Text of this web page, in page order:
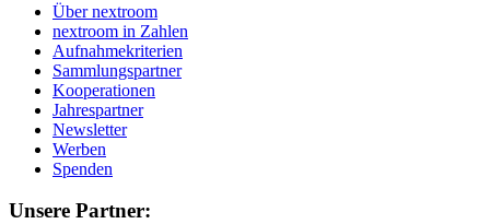
Über nextroom
nextroom in Zahlen
Aufnahmekriterien
Sammlungspartner
Kooperationen
Jahrespartner
Newsletter
Werben
Spenden
Unsere Partner: